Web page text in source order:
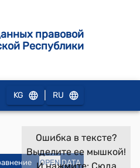
правовой
Республики
KG RU
OPEN DATA
Ошибка в тексте?
Выделите ее мышкой!
И нажмите: Сюда